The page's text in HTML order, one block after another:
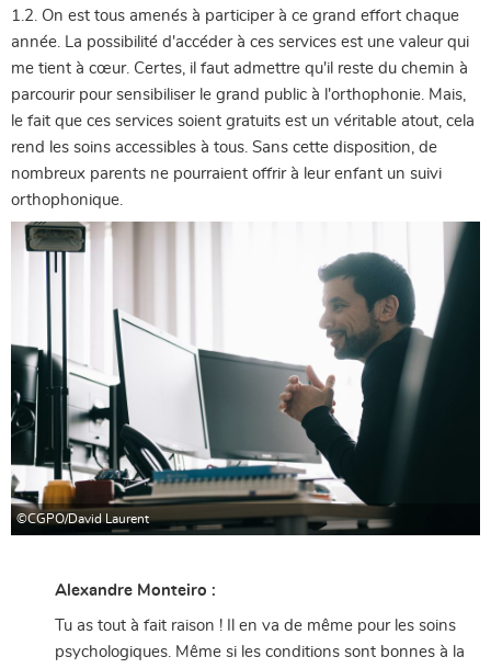
1.2. On est tous amenés à participer à ce grand effort chaque
année. La possibilité d'accéder à ces services est une valeur qui
me tient à cœur. Certes, il faut admettre qu'il reste du chemin à
parcourir pour sensibiliser le grand public à l'orthophonie. Mais,
le fait que ces services soient gratuits est un véritable atout, cela
rend les soins accessibles à tous. Sans cette disposition, de
nombreux parents ne pourraient offrir à leur enfant un suivi
orthophonique.
©CGPO/David Laurent
Alexandre Monteiro :
Tu as tout à fait raison ! Il en va de même pour les soins
psychologiques. Même si les conditions sont bonnes à la